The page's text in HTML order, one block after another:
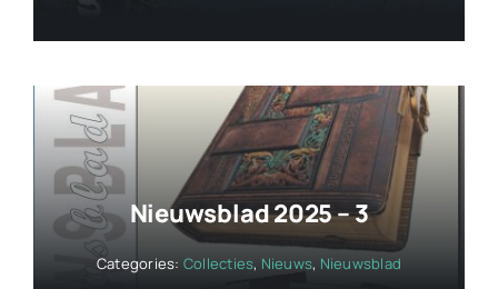
Nieuwsblad 2025 – 3
Categories: Collecties, Nieuws, Nieuwsblad